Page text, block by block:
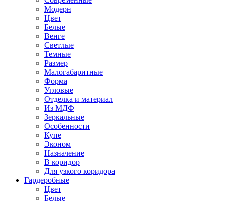
Модерн
Цвет
Белые
Венге
Светлые
Темные
Размер
Малогабаритные
Форма
Угловые
Отделка и материал
Из МДФ
Зеркальные
Особенности
Купе
Эконом
Назначение
В коридор
Для узкого коридора
Гардеробные
Цвет
Белые